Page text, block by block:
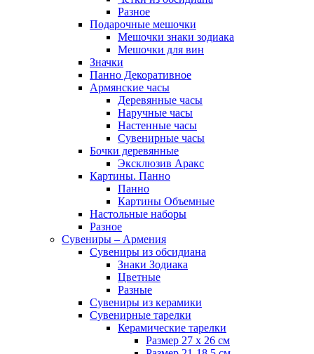
Разное
Подарочные мешочки
Мешочки знаки зодиака
Мешочки для вин
Значки
Панно Декоративное
Армянские часы
Деревянные часы
Наручные часы
Настенные часы
Сувенирные часы
Бочки деревянные
Эксклюзив Аракс
Картины. Панно
Панно
Картины Объемные
Настольные наборы
Разное
Сувениры – Армения
Сувениры из обсидиана
Знаки Зодиака
Цветные
Разные
Сувениры из керамики
Сувенирные тарелки
Керамические тарелки
Размер 27 х 26 см